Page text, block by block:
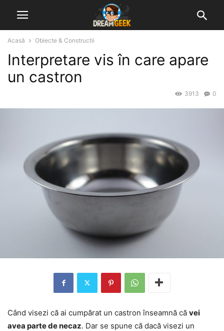
Acasă Obiecte & Constructii
Interpretare vis în care apare
un castron
0
3913
Când visezi că ai cumpărat un castron înseamnă că vei
avea parte de necaz. Dar se spune că dacă visezi un